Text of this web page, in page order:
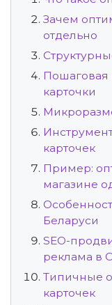
Зачем
отдельно
Пошаговая
карточки
карточек
Пример:
магазине
Беларуси
SEO-
реклама в
Типичные
карточек